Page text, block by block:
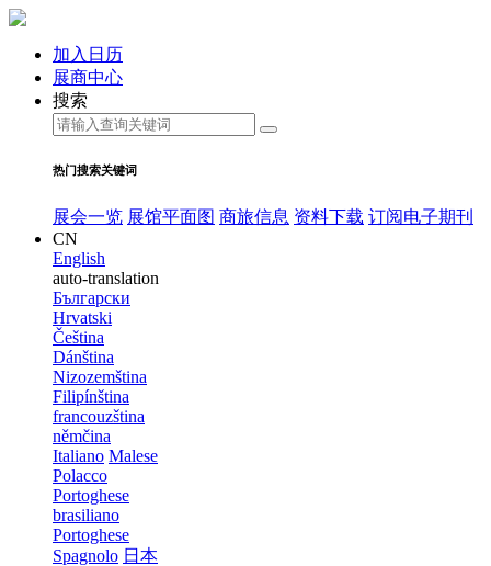
加入日历
展商中心
搜索
热门搜索关键词
展会一览 展馆平面图 商旅信息 资料下载 订阅电子期刊
CN
English
auto-translation
Български
Hrvatski
Čeština
Dánština
Nizozemština
Filipínština
francouzština
němčina
Italiano Malese
Polacco
Portoghese
brasiliano
Portoghese
Spagnolo 日本